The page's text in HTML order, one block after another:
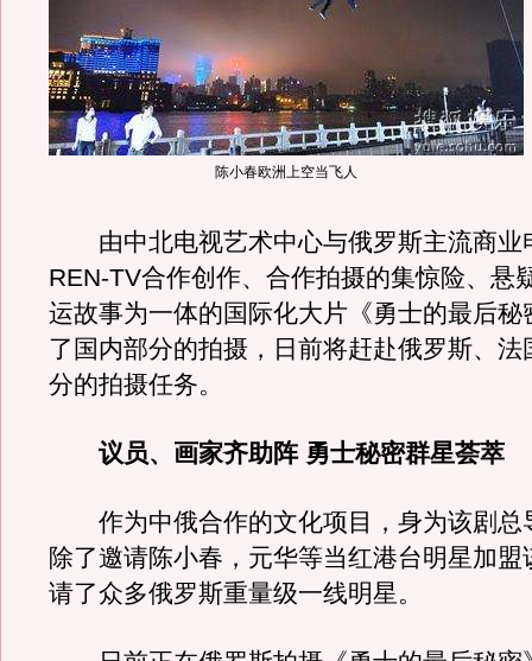
陈小春欧洲上空当飞人
由中北电视艺术中心与俄罗斯主流商业
REN-TV合作创作、合作拍摄的集惊险、悬
运故事为一体的国际化大片《勇士的最后秘
了国内部分的拍摄，日前将赶赴俄罗斯、法
分的拍摄任务。
议员、画家齐助阵 勇士秘密群星荟萃
作为中俄合作的文化项目，身为该剧总
除了邀请陈小春，元华等当红港台明星加盟
请了众多俄罗斯重量级一线明星。